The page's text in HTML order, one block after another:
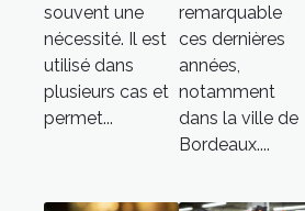
souvent une
nécessité. Il est
utilisé dans
plusieurs cas et
permet...
remarquable
ces dernières
années,
notamment
dans la ville de
Bordeaux....